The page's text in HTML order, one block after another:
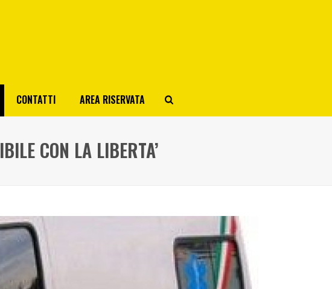
CONTATTI AREA RISERVATA
CON LA LIBERTA’